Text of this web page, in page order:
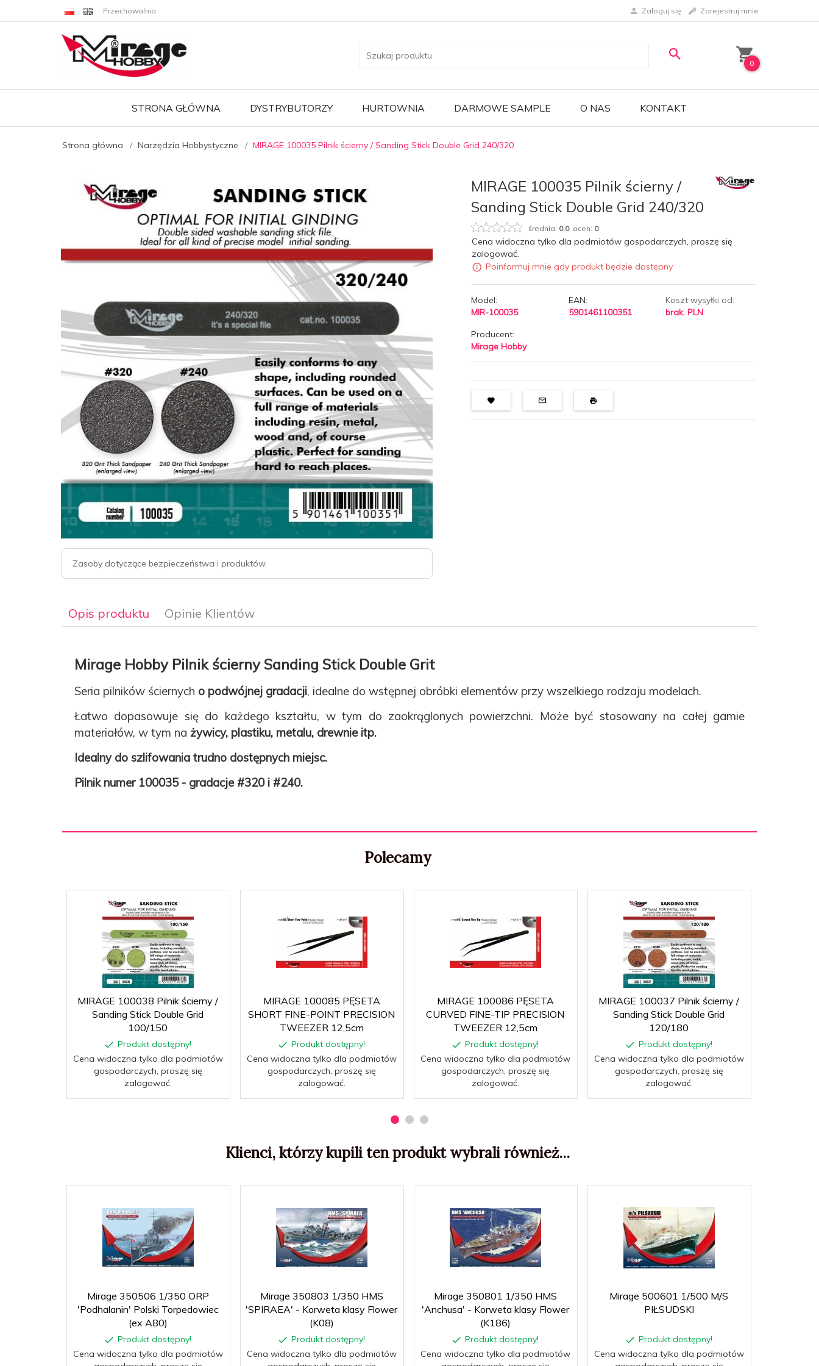
Przechowalnia Zaloguj się Zarejestruj mnie
0
STRONA GŁÓWNA DYSTRYBUTORZY HURTOWNIA DARMOWE SAMPLE O NAS KONTAKT
Strona główna Narzędzia Hobbystyczne MIRAGE 100035 Pilnik ścierny / Sanding Stick Double Grid 240/320
Zasoby dotyczące bezpieczeństwa i produktów
MIRAGE 100035 Pilnik ścierny /
Sanding Stick Double Grid 240/320
średnia: 0.0ocen: 0
Cena widoczna tylko dla podmiotów gospodarczych, proszę się
zalogować.
Poinformuj mnie gdy produkt będzie dostępny
Model:
MIR-100035
EAN:
5901461100351
Koszt wysyłki od:
brak. PLN
Producent:
Mirage Hobby
Opis produktu Opinie Klientów
Mirage Hobby Pilnik ścierny Sanding Stick Double Grit
Seria pilników ściernych o podwójnej gradacji, idealne do wstępnej obróbki elementów przy wszelkiego rodzaju modelach.
Łatwo dopasowuje się do każdego kształtu, w tym do zaokrąglonych powierzchni. Może być stosowany na całej gamie
materiałów, w tym na żywicy, plastiku, metalu, drewnie itp.
Idealny do szlifowania trudno dostępnych miejsc.
Pilnik numer 100035 - gradacje #320 i #240.
Polecamy
MIRAGE 100038 Pilnik ścierny /
Sanding Stick Double Grid
100/150
Produkt dostępny!
Cena widoczna tylko dla podmiotów
gospodarczych, proszę się
zalogować.
MIRAGE 100085 PĘSETA
SHORT FINE-POINT PRECISION
TWEEZER 12,5cm
Produkt dostępny!
Cena widoczna tylko dla podmiotów
gospodarczych, proszę się
zalogować.
MIRAGE 100086 PĘSETA
CURVED FINE-TIP PRECISION
TWEEZER 12,5cm
Produkt dostępny!
Cena widoczna tylko dla podmiotów
gospodarczych, proszę się
zalogować.
MIRAGE 100037 Pilnik ścierny /
Sanding Stick Double Grid
120/180
Produkt dostępny!
Cena widoczna tylko dla podmiotów
gospodarczych, proszę się
zalogować.
Klienci, którzy kupili ten produkt wybrali również...
Mirage 350506 1/350 ORP
'Podhalanin' Polski Torpedowiec
(ex A80)
Produkt dostępny!
Cena widoczna tylko dla podmiotów
Mirage 350803 1/350 HMS
'SPIRAEA' - Korweta klasy Flower
(K08)
Produkt dostępny!
Cena widoczna tylko dla podmiotów
Mirage 350801 1/350 HMS
'Anchusa' - Korweta klasy Flower
(K186)
Produkt dostępny!
Cena widoczna tylko dla podmiotów
Mirage 500601 1/500 M/S
PIŁSUDSKI
Produkt dostępny!
Cena widoczna tylko dla podmiotów